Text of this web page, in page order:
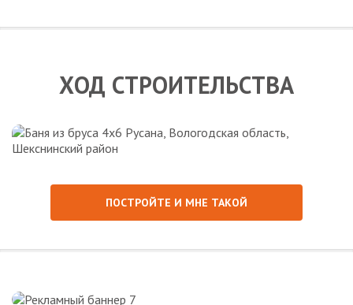
ХОД СТРОИТЕЛЬСТВА
ПОСТРОЙТЕ И МНЕ ТАКОЙ